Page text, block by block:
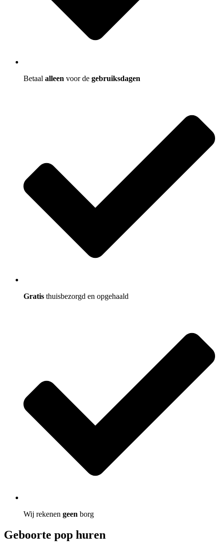
Betaal alleen voor de gebruiksdagen
Gratis thuisbezorgd en opgehaald
Wij rekenen geen borg
Geboorte pop huren